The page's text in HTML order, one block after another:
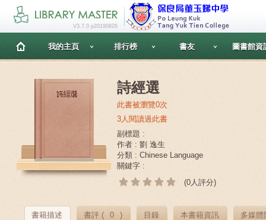
V3.7.0 p20190826
我的主頁 排行榜 書友 圖書館資
詩經選
此書被瀏覽0次
3人閱讀過此書
副標題 :
作者 : 劉 逸生
分類 : Chinese Language
關鍵字 :
(0人評分)
書籍描述 書評 ( 0 ) 目錄 本書籍資訊 多媒體